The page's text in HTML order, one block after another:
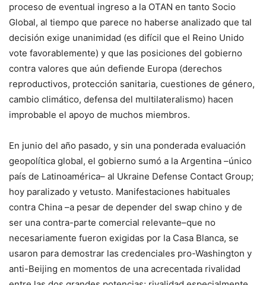
proceso de eventual ingreso a la OTAN en tanto Socio
Global, al tiempo que parece no haberse analizado que tal
decisión exige unanimidad (es difícil que el Reino Unido
vote favorablemente) y que las posiciones del gobierno
contra valores que aún defiende Europa (derechos
reproductivos, protección sanitaria, cuestiones de género,
cambio climático, defensa del multilateralismo) hacen
improbable el apoyo de muchos miembros.
En junio del año pasado, y sin una ponderada evaluación
geopolítica global, el gobierno sumó a la Argentina –único
país de Latinoamérica– al Ukraine Defense Contact Group;
hoy paralizado y vetusto. Manifestaciones habituales
contra China –a pesar de depender del swap chino y de
ser una contra-parte comercial relevante–que no
necesariamente fueron exigidas por la Casa Blanca, se
usaron para demostrar las credenciales pro-Washington y
anti-Beijing en momentos de una acrecentada rivalidad